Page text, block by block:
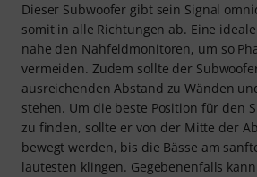
Dieser Subwoofer gibt sein Signal
somit in alle Richtungen ab. Eine
nahe den Nahfeldmonitoren, um so
vermeiden. Zudem sollte der
ausreichenden Abstand zu Wänden
stehen. Um die beste Position für den
zu finden, sollte er von der Mitte der
bewegt werden, bis die Bässe am
lautesten klingen. Gegebenenfalls